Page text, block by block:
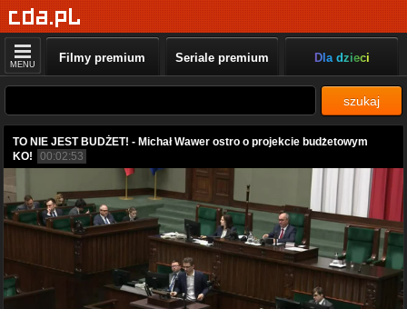
MENU Filmy premium Seriale premium Dla dzieci
szukaj
TO NIE JEST BUDŻET! - Michał Wawer ostro o projekcie budżetowym
KO!
00:02:53